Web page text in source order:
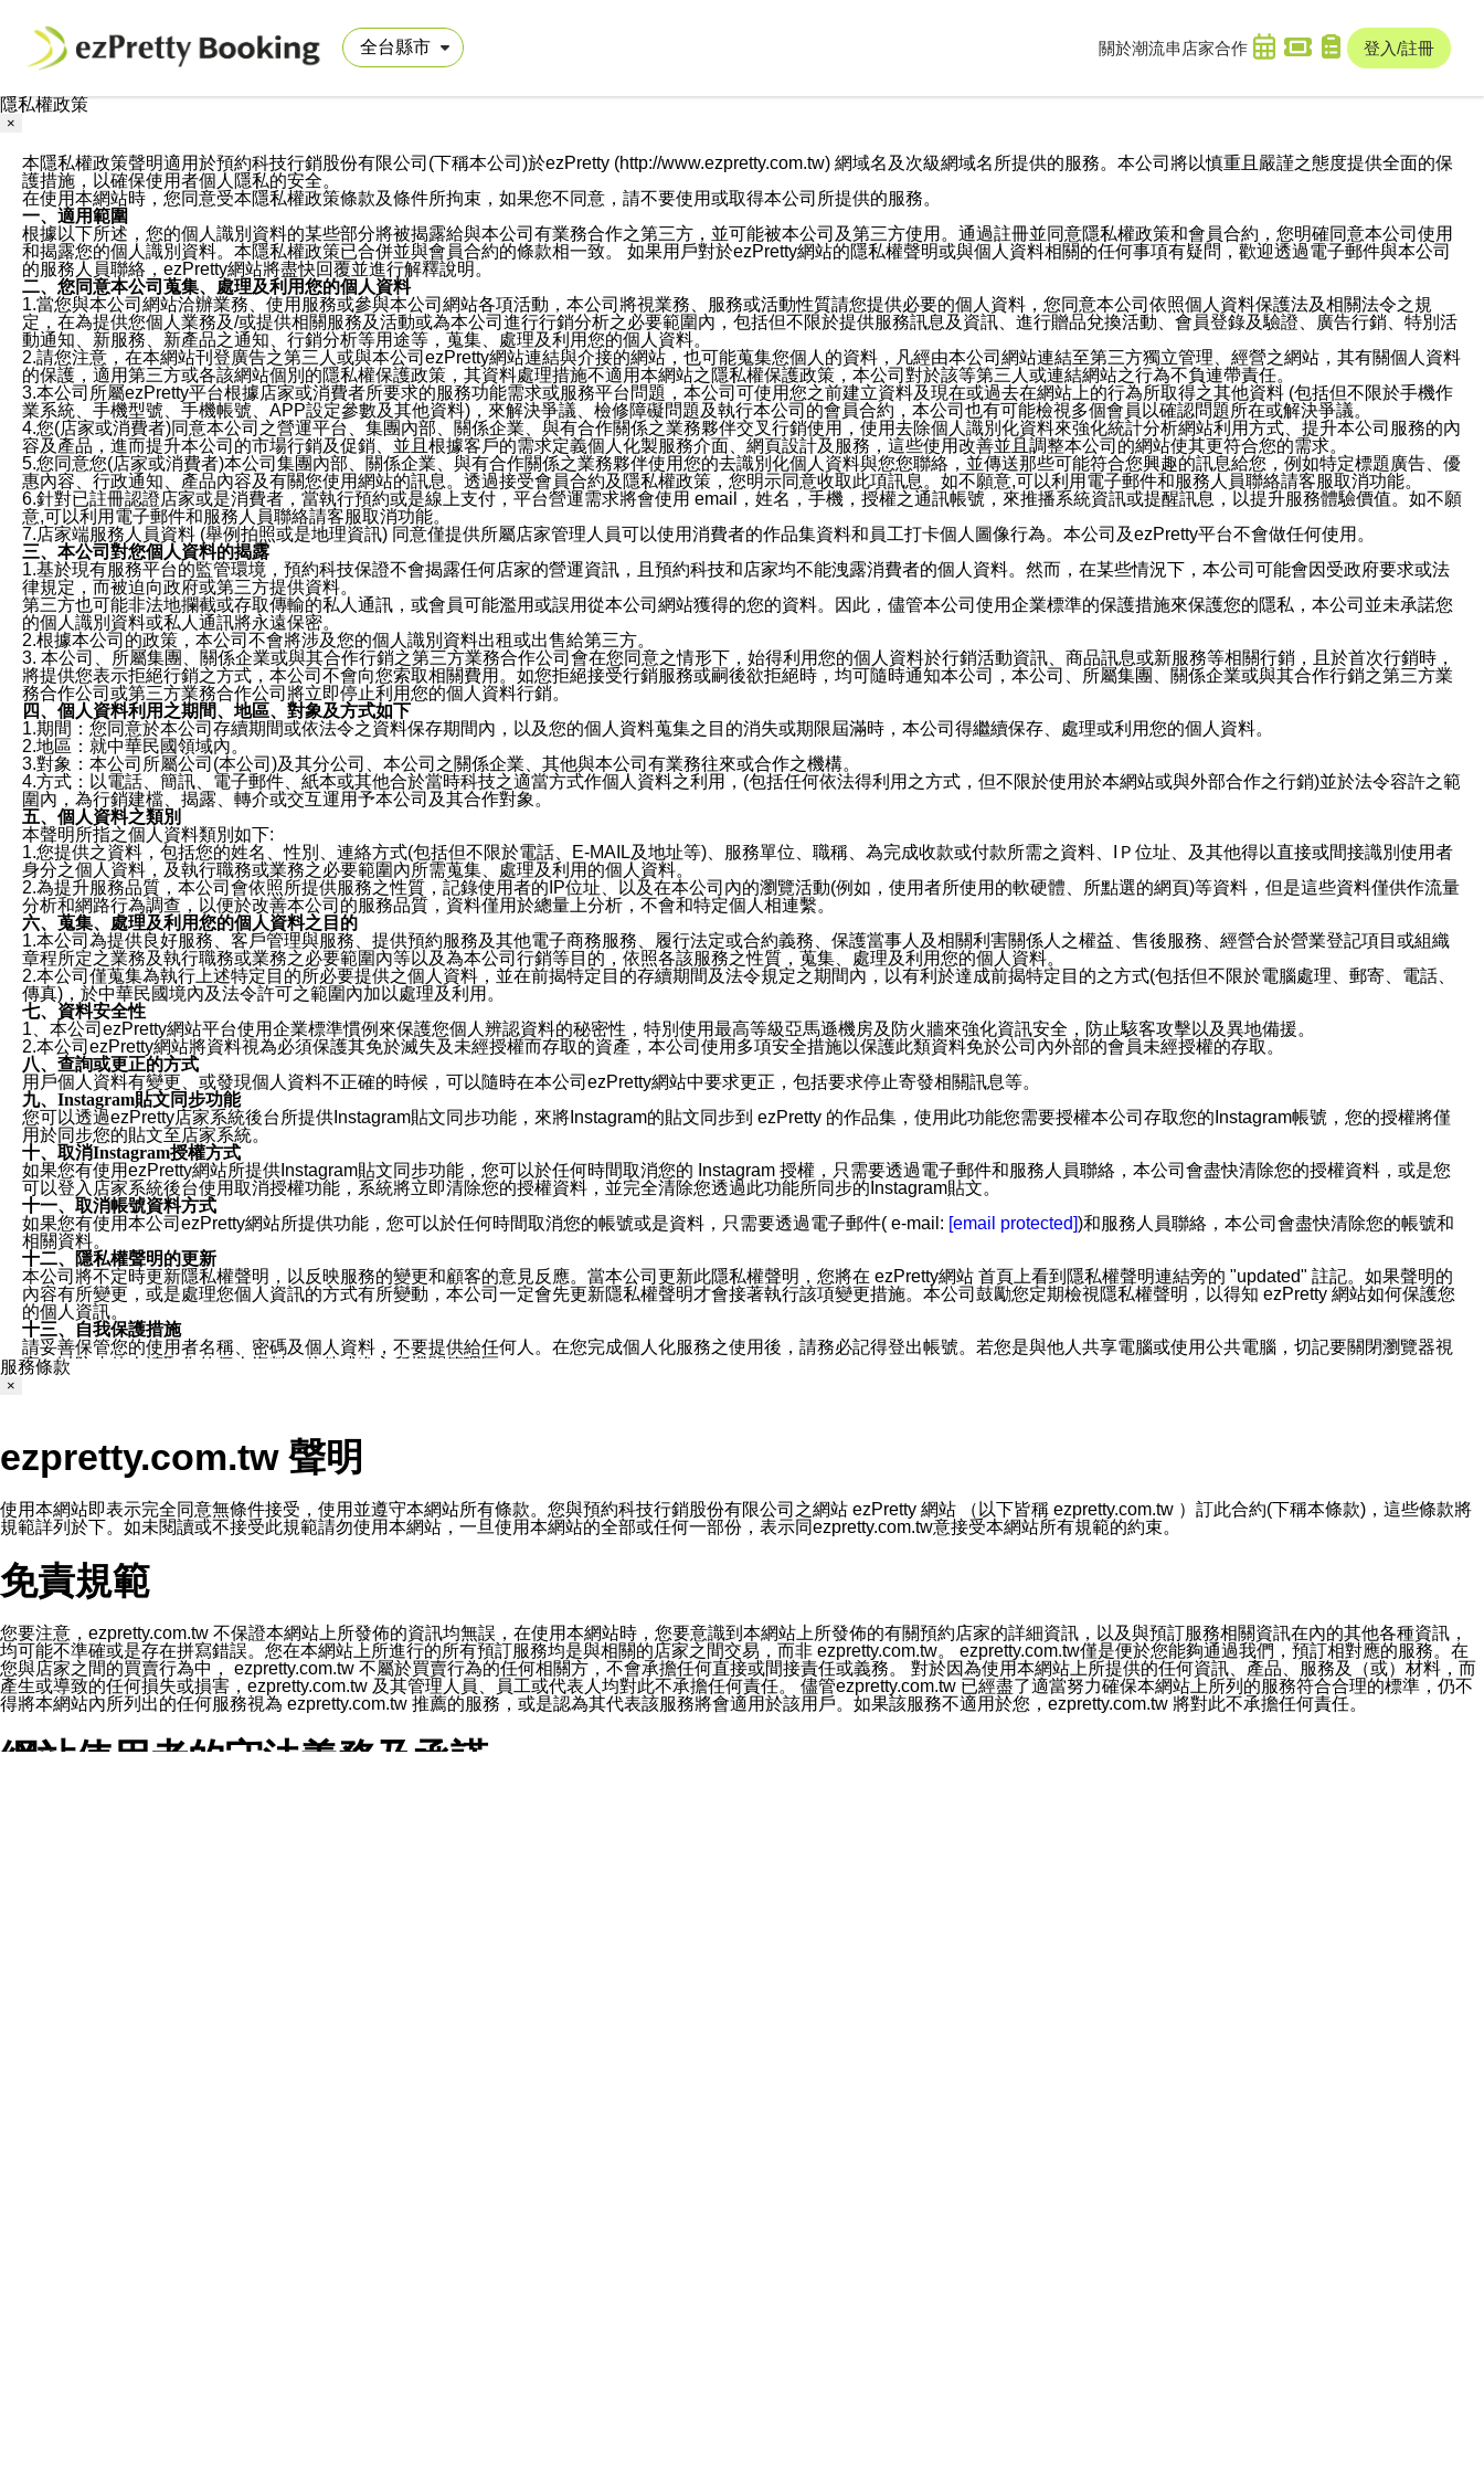
關於潮流串 店家合作 登入/註冊
隱私權政策
×
本隱私權政策聲明適用於預約科技行銷股份有限公司(下稱本公司)於ezPretty (http://www.ezpretty.com.tw) 網域名及次級網域名所提供的服務。本公司將以慎重且嚴謹之態度提供全面的保
護措施，以確保使用者個人隱私的安全。
在使用本網站時，您同意受本隱私權政策條款及條件所拘束，如果您不同意，請不要使用或取得本公司所提供的服務。
一、適用範圍
根據以下所述，您的個人識別資料的某些部分將被揭露給與本公司有業務合作之第三方，並可能被本公司及第三方使用。通過註冊並同意隱私權政策和會員合約，您明確同意本公司使用
和揭露您的個人識別資料。本隱私權政策已合併並與會員合約的條款相一致。 如果用戶對於ezPretty網站的隱私權聲明或與個人資料相關的任何事項有疑問，歡迎透過電子郵件與本公司
的服務人員聯絡，ezPretty網站將盡快回覆並進行解釋說明。
二、您同意本公司蒐集、處理及利用您的個人資料
1.當您與本公司網站洽辦業務、使用服務或參與本公司網站各項活動，本公司將視業務、服務或活動性質請您提供必要的個人資料，您同意本公司依照個人資料保護法及相關法令之規
定，在為提供您個人業務及/或提供相關服務及活動或為本公司進行行銷分析之必要範圍內，包括但不限於提供服務訊息及資訊、進行贈品兌換活動、會員登錄及驗證、廣告行銷、特別活
動通知、新服務、新產品之通知、行銷分析等用途等，蒐集、處理及利用您的個人資料。
2.請您注意，在本網站刊登廣告之第三人或與本公司ezPretty網站連結與介接的網站，也可能蒐集您個人的資料，凡經由本公司網站連結至第三方獨立管理、經營之網站，其有關個人資料
的保護，適用第三方或各該網站個別的隱私權保護政策，其資料處理措施不適用本網站之隱私權保護政策，本公司對於該等第三人或連結網站之行為不負連帶責任。
3.本公司所屬ezPretty平台根據店家或消費者所要求的服務功能需求或服務平台問題，本公司可使用您之前建立資料及現在或過去在網站上的行為所取得之其他資料 (包括但不限於手機作
業系統、手機型號、手機帳號、APP設定參數及其他資料)，來解決爭議、檢修障礙問題及執行本公司的會員合約，本公司也有可能檢視多個會員以確認問題所在或解決爭議。
4.您(店家或消費者)同意本公司之營運平台、集團內部、關係企業、與有合作關係之業務夥伴交叉行銷使用，使用去除個人識別化資料來強化統計分析網站利用方式、提升本公司服務的內
容及產品，進而提升本公司的市場行銷及促銷、並且根據客戶的需求定義個人化製服務介面、網頁設計及服務，這些使用改善並且調整本公司的網站使其更符合您的需求。
5.您同意您(店家或消費者)本公司集團內部、關係企業、與有合作關係之業務夥伴使用您的去識別化個人資料與您您聯絡，並傳送那些可能符合您興趣的訊息給您，例如特定標題廣告、優
惠內容、行政通知、產品內容及有關您使用網站的訊息。透過接受會員合約及隱私權政策，您明示同意收取此項訊息。如不願意,可以利用電子郵件和服務人員聯絡請客服取消功能。
6.針對已註冊認證店家或是消費者，當執行預約或是線上支付，平台營運需求將會使用 email，姓名，手機，授權之通訊帳號，來推播系統資訊或提醒訊息，以提升服務體驗價值。如不願
意,可以利用電子郵件和服務人員聯絡請客服取消功能。
7.店家端服務人員資料 (舉例拍照或是地理資訊) 同意僅提供所屬店家管理人員可以使用消費者的作品集資料和員工打卡個人圖像行為。本公司及ezPretty平台不會做任何使用。
三、本公司對您個人資料的揭露
1.基於現有服務平台的監管環境，預約科技保證不會揭露任何店家的營運資訊，且預約科技和店家均不能洩露消費者的個人資料。然而，在某些情況下，本公司可能會因受政府要求或法
律規定，而被迫向政府或第三方提供資料。
第三方也可能非法地攔截或存取傳輸的私人通訊，或會員可能濫用或誤用從本公司網站獲得的您的資料。因此，儘管本公司使用企業標準的保護措施來保護您的隱私，本公司並未承諾您
的個人識別資料或私人通訊將永遠保密。
2.根據本公司的政策，本公司不會將涉及您的個人識別資料出租或出售給第三方。
3. 本公司、所屬集團、關係企業或與其合作行銷之第三方業務合作公司會在您同意之情形下，始得利用您的個人資料於行銷活動資訊、商品訊息或新服務等相關行銷，且於首次行銷時，
將提供您表示拒絕行銷之方式，本公司不會向您索取相關費用。如您拒絕接受行銷服務或嗣後欲拒絕時，均可隨時通知本公司，本公司、所屬集團、關係企業或與其合作行銷之第三方業
務合作公司或第三方業務合作公司將立即停止利用您的個人資料行銷。
四、個人資料利用之期間、地區、對象及方式如下
1.期間：您同意於本公司存續期間或依法令之資料保存期間內，以及您的個人資料蒐集之目的消失或期限屆滿時，本公司得繼續保存、處理或利用您的個人資料。
2.地區：就中華民國領域內。
3.對象：本公司所屬公司(本公司)及其分公司、本公司之關係企業、其他與本公司有業務往來或合作之機構。
4.方式：以電話、簡訊、電子郵件、紙本或其他合於當時科技之適當方式作個人資料之利用，(包括任何依法得利用之方式，但不限於使用於本網站或與外部合作之行銷)並於法令容許之範
圍內，為行銷建檔、揭露、轉介或交互運用予本公司及其合作對象。
五、個人資料之類別
本聲明所指之個人資料類別如下:
1.您提供之資料，包括您的姓名、性別、連絡方式(包括但不限於電話、E-MAIL及地址等)、服務單位、職稱、為完成收款或付款所需之資料、IＰ位址、及其他得以直接或間接識別使用者
身分之個人資料，及執行職務或業務之必要範圍內所需蒐集、處理及利用的個人資料。
2.為提升服務品質，本公司會依照所提供服務之性質，記錄使用者的IP位址、以及在本公司內的瀏覽活動(例如，使用者所使用的軟硬體、所點選的網頁)等資料，但是這些資料僅供作流量
分析和網路行為調查，以便於改善本公司的服務品質，資料僅用於總量上分析，不會和特定個人相連繫。
六、蒐集、處理及利用您的個人資料之目的
1.本公司為提供良好服務、客戶管理與服務、提供預約服務及其他電子商務服務、履行法定或合約義務、保護當事人及相關利害關係人之權益、售後服務、經營合於營業登記項目或組織
章程所定之業務及執行職務或業務之必要範圍內等以及為本公司行銷等目的，依照各該服務之性質，蒐集、處理及利用您的個人資料。
2.本公司僅蒐集為執行上述特定目的所必要提供之個人資料，並在前揭特定目的存續期間及法令規定之期間內，以有利於達成前揭特定目的之方式(包括但不限於電腦處理、郵寄、電話、
傳真)，於中華民國境內及法令許可之範圍內加以處理及利用。
七、資料安全性
1、本公司ezPretty網站平台使用企業標準慣例來保護您個人辨認資料的秘密性，特別使用最高等級亞馬遜機房及防火牆來強化資訊安全，防止駭客攻擊以及異地備援。
2.本公司ezPretty網站將資料視為必須保護其免於滅失及未經授權而存取的資產，本公司使用多項安全措施以保護此類資料免於公司內外部的會員未經授權的存取。
八、查詢或更正的方式
用戶個人資料有變更、或發現個人資料不正確的時候，可以隨時在本公司ezPretty網站中要求更正，包括要求停止寄發相關訊息等。
九、Instagram貼文同步功能
您可以透過ezPretty店家系統後台所提供Instagram貼文同步功能，來將Instagram的貼文同步到 ezPretty 的作品集，使用此功能您需要授權本公司存取您的Instagram帳號，您的授權將僅
用於同步您的貼文至店家系統。
十、取消Instagram授權方式
如果您有使用ezPretty網站所提供Instagram貼文同步功能，您可以於任何時間取消您的 Instagram 授權，只需要透過電子郵件和服務人員聯絡，本公司會盡快清除您的授權資料，或是您
可以登入店家系統後台使用取消授權功能，系統將立即清除您的授權資料，並完全清除您透過此功能所同步的Instagram貼文。
十一、取消帳號資料方式
如果您有使用本公司ezPretty網站所提供功能，您可以於任何時間取消您的帳號或是資料，只需要透過電子郵件( e-mail: [email protected])和服務人員聯絡，本公司會盡快清除您的帳號和
相關資料。
十二、隱私權聲明的更新
本公司將不定時更新隱私權聲明，以反映服務的變更和顧客的意見反應。當本公司更新此隱私權聲明，您將在 ezPretty網站 首頁上看到隱私權聲明連結旁的 "updated" 註記。如果聲明的
內容有所變更，或是處理您個人資訊的方式有所變動，本公司一定會先更新隱私權聲明才會接著執行該項變更措施。本公司鼓勵您定期檢視隱私權聲明，以得知 ezPretty 網站如何保護您
的個人資訊。
十三、自我保護措施
請妥善保管您的使用者名稱、密碼及個人資料，不要提供給任何人。在您完成個人化服務之使用後，請務必記得登出帳號。若您是與他人共享電腦或使用公共電腦，切記要關閉瀏覽器視
窗，以防止他人讀取您的個人資料、信件或進入所機關管理區。
本公司/本服務將以通知型訊息傳送重要訊息給您。即使未加入本公司/本服務好友，您仍可接收到通知型訊息。
本公司/本服務傳送之通知型訊息以對您有效且重要的訊息為限，以廣告或其他目的的訊息皆不會被傳送。滿足以下三個條件者，將可收到通知型訊息。
2.該 LINE 帳號已在 LINE APP 設定中，同意接收通知型訊息。
3.LINE 帳號未封鎖傳送訊息之 LINE 官方帳號。
欲變更通知型訊息的設定，操作如下：
1.點選「主頁」＞「設定」
2.點選「隱私設定」
3.點選「提供使用資料」
5.開關「接收LINE通知型訊息」
❗️關閉「接收通知型訊息」後，將不會接收到來自任何企業官方帳號或認證官方帳號的通知型訊息。
服務條款
×
ezpretty.com.tw 聲明
使用本網站即表示完全同意無條件接受，使用並遵守本網站所有條款。您與預約科技行銷股份有限公司之網站 ezPretty 網站 （以下皆稱 ezpretty.com.tw ）訂此合約(下稱本條款)，這些條款將
規範詳列於下。如未閱讀或不接受此規範請勿使用本網站，一旦使用本網站的全部或任何一部份，表示同ezpretty.com.tw意接受本網站所有規範的約束。
免責規範
您要注意，ezpretty.com.tw 不保證本網站上所發佈的資訊均無誤，在使用本網站時，您要意識到本網站上所發佈的有關預約店家的詳細資訊，以及與預訂服務相關資訊在內的其他各種資訊，
均可能不準確或是存在拼寫錯誤。您在本網站上所進行的所有預訂服務均是與相關的店家之間交易，而非 ezpretty.com.tw。 ezpretty.com.tw僅是便於您能夠通過我們，預訂相對應的服務。在
您與店家之間的買賣行為中， ezpretty.com.tw 不屬於買賣行為的任何相關方，不會承擔任何直接或間接責任或義務。 對於因為使用本網站上所提供的任何資訊、產品、服務及（或）材料，而
產生或導致的任何損失或損害，ezpretty.com.tw 及其管理人員、員工或代表人均對此不承擔任何責任。 儘管ezpretty.com.tw 已經盡了適當努力確保本網站上所列的服務符合合理的標準，仍不
得將本網站內所列出的任何服務視為 ezpretty.com.tw 推薦的服務，或是認為其代表該服務將會適用於該用戶。如果該服務不適用於您，ezpretty.com.tw 將對此不承擔任何責任。
網站使用者的守法義務及承諾